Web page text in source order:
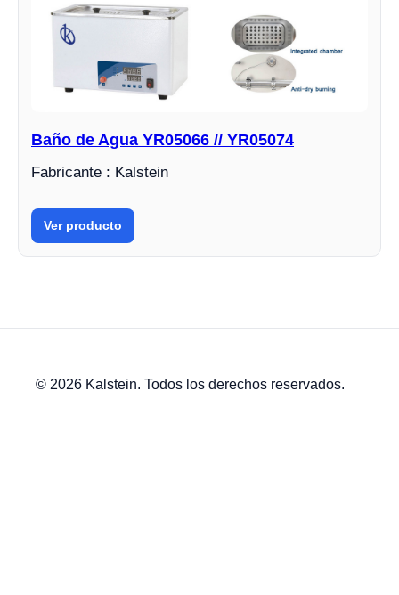
Baño de Agua YR05066 // YR05074
Fabricante : Kalstein
Ver producto
© 2026 Kalstein. Todos los derechos reservados.